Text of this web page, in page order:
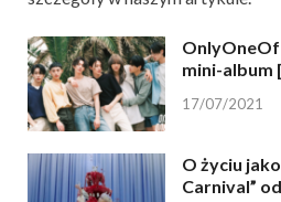
mini-album
17/07/2021
O życiu
Carnival”